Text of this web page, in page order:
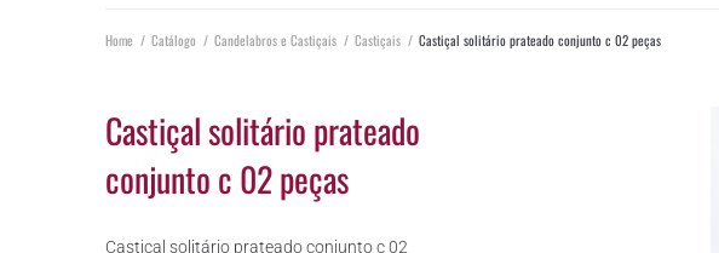
Home / Catálogo / Candelabros e Castiçais / Castiçais / Castiçal solitário prateado conjunto c 02 peças
Castiçal solitário prateado
conjunto c 02 peças
Castiçal solitário prateado conjunto c 02